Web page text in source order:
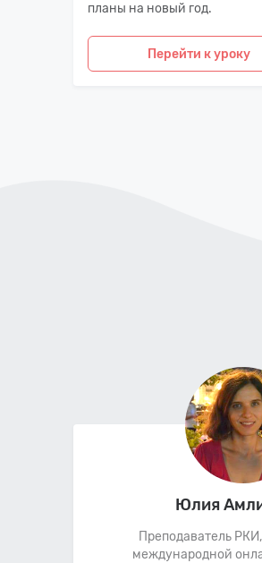
планы на новый год.
Перейти к уроку
Юлия
Преподаватель
международной